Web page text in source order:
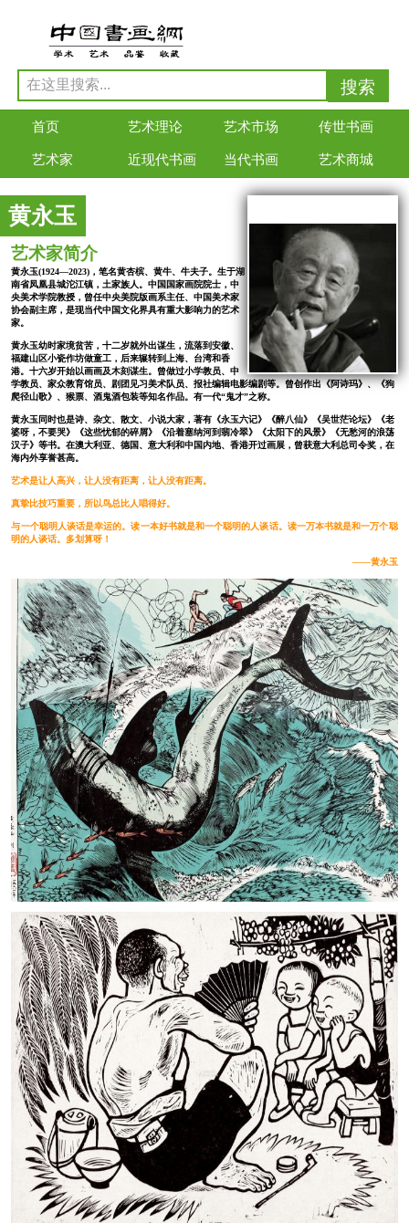
首页 艺术理论 艺术市场 传世书画
艺术家 近现代书画 当代书画 艺术商城
黄永玉
艺术家简介
黄永玉(1924—2023)，笔名黄杏槟、黄牛、牛夫子。生于湖
南省凤凰县城沱江镇，土家族人。中国国家画院院士，中
央美术学院教授，曾任中央美院版画系主任、中国美术家
协会副主席，是现当代中国文化界具有重大影响力的艺术
家。
黄永玉幼时家境贫苦，十二岁就外出谋生，流落到安徽、
福建山区小瓷作坊做童工，后来辗转到上海、台湾和香
港。十六岁开始以画画及木刻谋生。曾做过小学教员、中
学教员、家众教育馆员、剧团见习美术队员、报社编辑电影编剧等。曾创作出《阿诗玛》、《狗
爬径山歌》、猴票、酒鬼酒包装等知名作品。有一代“鬼才”之称。
黄永玉同时也是诗、杂文、散文、小说大家，著有《永玉六记》《醉八仙》《吴世茫论坛》《老
婆呀，不要哭》《这些忧郁的碎屑》《沿着塞纳河到翡冷翠》《太阳下的风景》《无愁河的浪荡
汉子》等书。在澳大利亚、德国、意大利和中国内地、香港开过画展，曾获意大利总司令奖，在
海内外享誉甚高。
艺术是让人高兴，让人没有距离，让人没有距离。
真挚比技巧重要，所以鸟总比人唱得好。
与一个聪明人谈话是幸运的。读一本好书就是和一个聪明的人谈话。读一万本书就是和一万个聪
明的人谈话。多划算呀！
——黄永玉